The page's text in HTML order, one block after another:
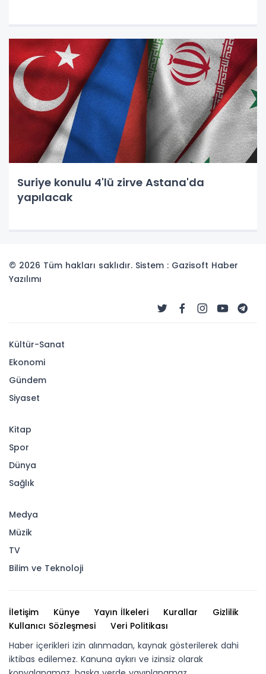
Suriye konulu 4'lü zirve Astana'da
yapılacak
© 2026 Tüm hakları saklıdır. Sistem : Gazisoft Haber
Yazılımı
Kültür-Sanat
Ekonomi
Gündem
Siyaset
Kitap
Spor
Dünya
Sağlık
Medya
Müzik
TV
Bilim ve Teknoloji
İletişim Künye Yayın İlkeleri Kurallar
Gizlilik
Kullanıcı Sözleşmesi
Veri Politikası
Haber içerikleri izin alınmadan, kaynak gösterilerek dahi
iktibas edilemez. Kanuna aykırı ve izinsiz olarak